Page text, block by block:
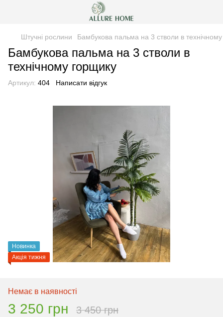
Штучні рослини Бамбукова пальма на 3 стволи в
Бамбукова пальма на 3 стволи в
технічному горщику
Артикул: 404 Написати відгук
Новинка
Акція тижня
Немає в наявності
3 250 грн 3 450 грн